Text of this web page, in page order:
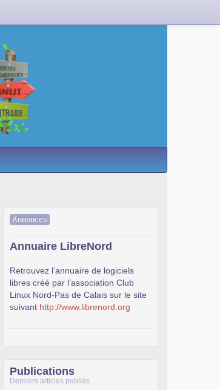
Annonces
Annuaire LibreNord
Retrouvez l’annuaire de logiciels
libres créé par l’association Club
Linux Nord-Pas de Calais sur le site
suivant http://www.librenord.org
Publications
Derniers articles publiés